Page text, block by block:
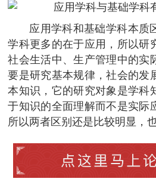
应用学科和基础学科本质
学科更多的在于应用，所以研
社会生活中、生产管理中的实
要是研究基本规律，社会的发
本知识，它的研究对象是学科
于知识的全面理解而不是实际
所以两者区别还是比较明显，